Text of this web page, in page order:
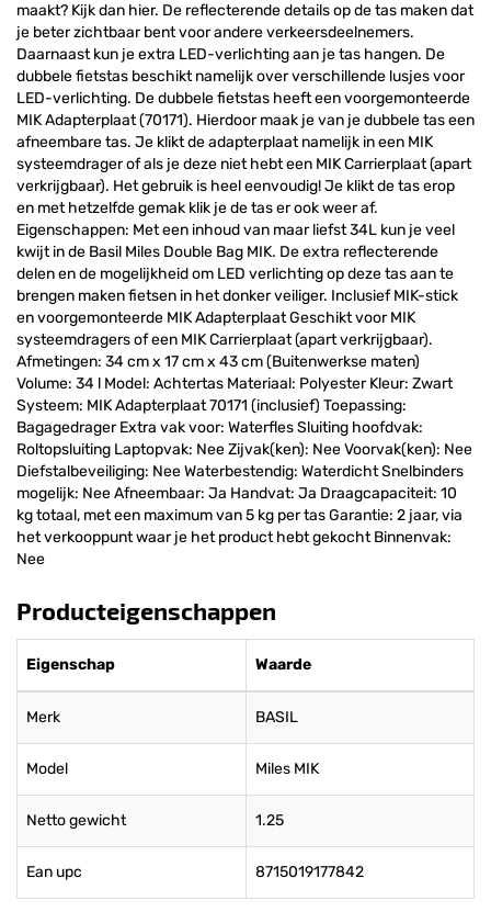
maakt? Kijk dan hier. De reflecterende details op de tas maken dat
je beter zichtbaar bent voor andere verkeersdeelnemers.
Daarnaast kun je extra LED-verlichting aan je tas hangen. De
dubbele fietstas beschikt namelijk over verschillende lusjes voor
LED-verlichting. De dubbele fietstas heeft een voorgemonteerde
MIK Adapterplaat (70171). Hierdoor maak je van je dubbele tas een
afneembare tas. Je klikt de adapterplaat namelijk in een MIK
systeemdrager of als je deze niet hebt een MIK Carrierplaat (apart
verkrijgbaar). Het gebruik is heel eenvoudig! Je klikt de tas erop
en met hetzelfde gemak klik je de tas er ook weer af.
Eigenschappen: Met een inhoud van maar liefst 34L kun je veel
kwijt in de Basil Miles Double Bag MIK. De extra reflecterende
delen en de mogelijkheid om LED verlichting op deze tas aan te
brengen maken fietsen in het donker veiliger. Inclusief MIK-stick
en voorgemonteerde MIK Adapterplaat Geschikt voor MIK
systeemdragers of een MIK Carrierplaat (apart verkrijgbaar).
Afmetingen: 34 cm x 17 cm x 43 cm (Buitenwerkse maten)
Volume: 34 l Model: Achtertas Materiaal: Polyester Kleur: Zwart
Systeem: MIK Adapterplaat 70171 (inclusief) Toepassing:
Bagagedrager Extra vak voor: Waterfles Sluiting hoofdvak:
Roltopsluiting Laptopvak: Nee Zijvak(ken): Nee Voorvak(ken): Nee
Diefstalbeveiliging: Nee Waterbestendig: Waterdicht Snelbinders
mogelijk: Nee Afneembaar: Ja Handvat: Ja Draagcapaciteit: 10
kg totaal, met een maximum van 5 kg per tas Garantie: 2 jaar, via
het verkooppunt waar je het product hebt gekocht Binnenvak:
Nee
Producteigenschappen
Eigenschap Waarde
Merk BASIL
Model Miles MIK
Netto gewicht 1.25
Ean upc 8715019177842